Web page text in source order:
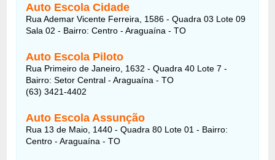
Auto Escola Cidade
Rua Ademar Vicente Ferreira, 1586 - Quadra 03 Lote 09
Sala 02 - Bairro: Centro - Araguaína - TO
Auto Escola Piloto
Rua Primeiro de Janeiro, 1632 - Quadra 40 Lote 7 -
Bairro: Setor Central - Araguaína - TO
(63) 3421-4402
Auto Escola Assunção
Rua 13 de Maio, 1440 - Quadra 80 Lote 01 - Bairro:
Centro - Araguaína - TO